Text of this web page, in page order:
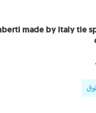
made by italy tie